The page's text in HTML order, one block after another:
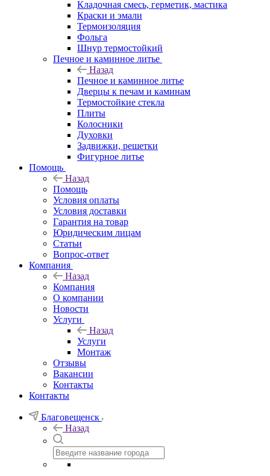
Кладочная смесь, герметик, мастика
Краски и эмали
Термоизоляция
Фольга
Шнур термостойкий
Печное и каминное литье
Назад
Печное и каминное литье
Дверцы к печам и каминам
Термостойкие стекла
Плиты
Колосники
Духовки
Задвижки, решетки
Фигурное литье
Помощь
Назад
Помощь
Условия оплаты
Условия доставки
Гарантия на товар
Юридическим лицам
Статьи
Вопрос-ответ
Компания
Назад
Компания
О компании
Новости
Услуги
Назад
Услуги
Монтаж
Отзывы
Вакансии
Контакты
Контакты
Благовещенск
Назад